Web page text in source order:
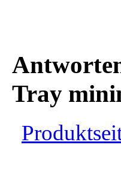
Tray